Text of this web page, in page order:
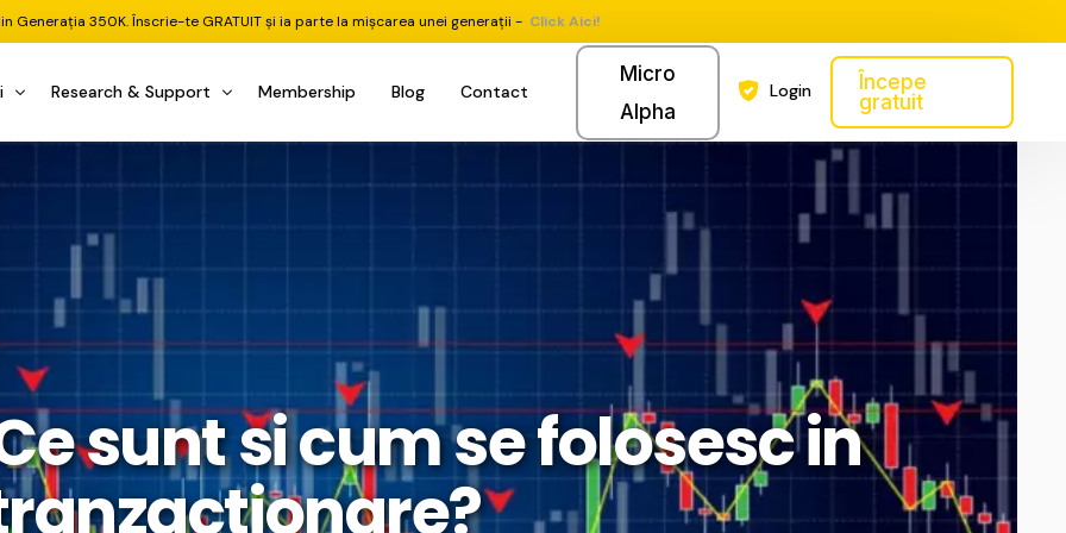
Generația 350K. Înscrie-te GRATUIT și ia parte la mișcarea unei generații - Click Aici!
(DGI & DCF)
& Execuție
ETF
Acțiuni
Dive Stocks
Check
Tracking
Mecanice
EA MT5
Research & Support
Risc sau Oportunitate
Q&A LIVE
Comunitate Premium
1 la 1 Mentor
Membership Blog Contact
Micro
Alpha
Login
Începe
gratuit
sunt si cum se folosesc in